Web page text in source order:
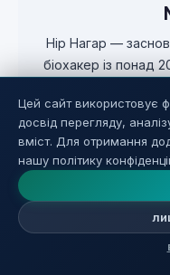
Нір Нагар —
біохакер із понад
оптимізації
тему перед
доказів і в
Цей сайт використовує
досвід перегляду,
вміст. Для отримання
нашу політику